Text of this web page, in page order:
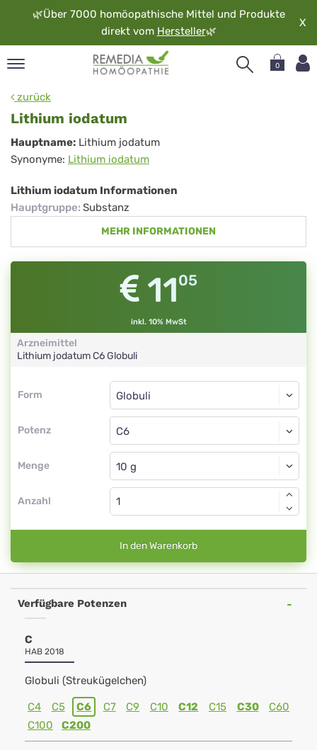
🌿Über 7000 homöopathische Mittel und Produkte
direkt vom Hersteller🌿
X
0
zurück
Lithium iodatum
Lithium
iodatum
Hauptname: Lithium jodatum
Synonyme: Lithium iodatum
Lithium iodatum Informationen
Hauptgruppe: Substanz
MEHR INFORMATIONEN
1105
inkl. 10% MwSt
Arzneimittel
Lithium jodatumC6Globuli
Form
Form
Potenz
Globuli
C6
Menge
Globuli
Anzahl
In den Warenkorb
Verfügbare Potenzen
C
HAB 2018
Globuli (Streukügelchen)
C4 C5 C6 C7 C9 C10 C12 C15 C30
C60
C100
C200